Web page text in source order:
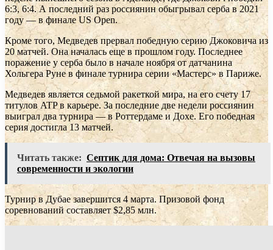
6:3, 6:4. А последний раз россиянин обыгрывал серба в 2021
году — в финале US Open.
Кроме того, Медведев прервал победную серию Джоковича из
20 матчей. Она началась еще в прошлом году. Последнее
поражение у серба было в начале ноября от датчанина
Хольгера Руне в финале турнира серии «Мастерс» в Париже.
Медведев является седьмой ракеткой мира, на его счету 17
титулов ATP в карьере. За последние две недели россиянин
выиграл два турнира — в Роттердаме и Дохе. Его победная
серия достигла 13 матчей.
Читать также: Септик для дома: Отвечая на вызовы
современности и экологии
Турнир в Дубае завершится 4 марта. Призовой фонд
соревнований составляет $2,85 млн.